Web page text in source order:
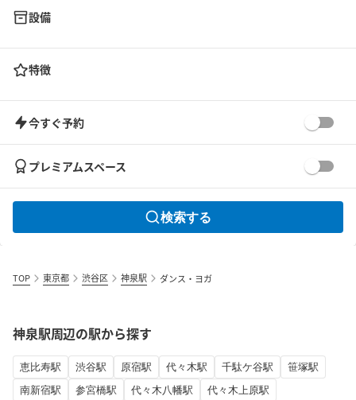
設備
特徴
今すぐ予約
プレミアムスペース
検索する
TOP 東京都 渋谷区 神泉駅 ダンス・ヨガ
神泉駅周辺の駅から探す
恵比寿駅 渋谷駅 原宿駅 代々木駅 千駄ケ谷駅
笹塚駅
南新宿駅
参宮橋駅 代々木八幡駅 代々木上原駅